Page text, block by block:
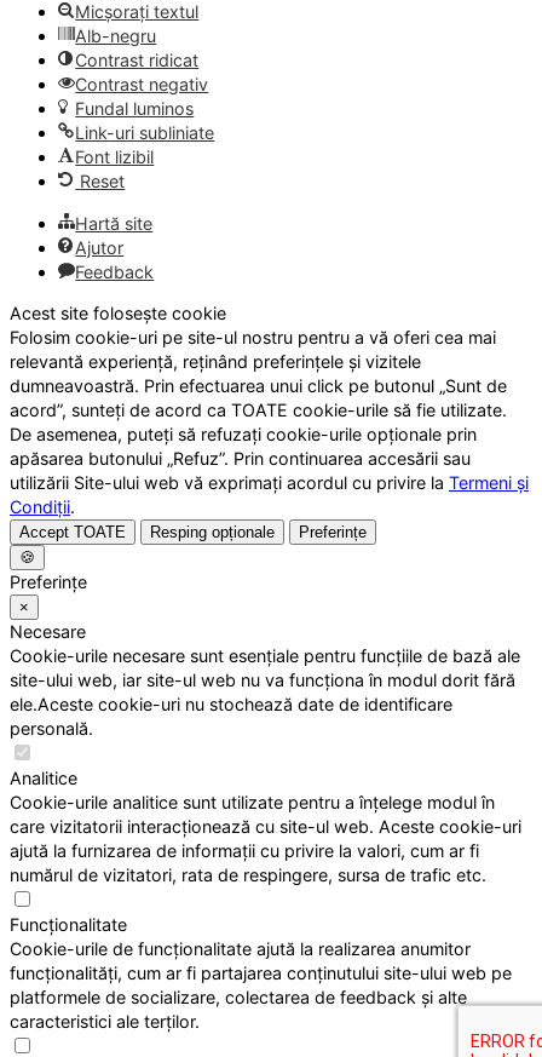
Micșorați textul
Alb-negru
Contrast ridicat
Contrast negativ
Fundal luminos
Link-uri subliniate
Font lizibil
Reset
Hartă site
Ajutor
Feedback
Acest site folosește cookie
Folosim cookie-uri pe site-ul nostru pentru a vă oferi cea mai
relevantă experiență, reținând preferințele și vizitele
dumneavoastră. Prin efectuarea unui click pe butonul „Sunt de
acord”, sunteți de acord ca TOATE cookie-urile să fie utilizate.
De asemenea, puteți să refuzați cookie-urile opționale prin
apăsarea butonului „Refuz”. Prin continuarea accesării sau
utilizării Site-ului web vă exprimați acordul cu privire la Termeni și
Condiții.
Accept TOATE Resping opționale
Preferințe
🍪
Preferințe
×
Necesare
Cookie-urile necesare sunt esențiale pentru funcțiile de bază ale
site-ului web, iar site-ul web nu va funcționa în modul dorit fără
ele.Aceste cookie-uri nu stochează date de identificare
personală.
Analitice
Cookie-urile analitice sunt utilizate pentru a înțelege modul în
care vizitatorii interacționează cu site-ul web. Aceste cookie-uri
ajută la furnizarea de informații cu privire la valori, cum ar fi
numărul de vizitatori, rata de respingere, sursa de trafic etc.
Funcționalitate
Cookie-urile de funcționalitate ajută la realizarea anumitor
funcționalități, cum ar fi partajarea conținutului site-ului web pe
platformele de socializare, colectarea de feedback și alte
caracteristici ale terților.